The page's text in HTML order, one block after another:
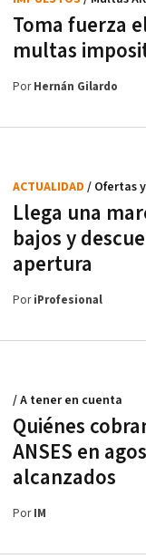
Toma fuerza
multas
PorHernán Gilardo
Llega una
bajos y
apertura
ACTUALIDAD / Ofertas
PoriProfesional
Quiénes
ANSES en
alcanzados
/ A tener en cuenta
PorIM